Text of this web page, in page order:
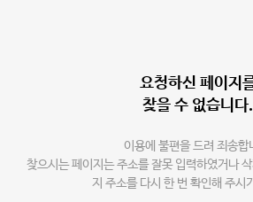
요청하신 페이지
찾을 수 없습니다.
이용에 불편을 드려 죄송합
찾으시는 페이지는 주소를 잘못 입력하였거나
지 주소를 다시 한 번 확인해 주시